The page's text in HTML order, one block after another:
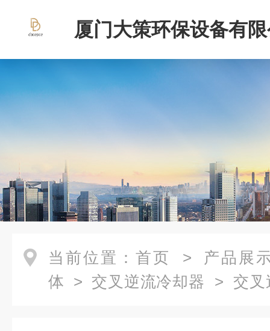
厦门大策环保设备有
当前位置： 首页 > 产品展
体 > 交叉逆流冷却器 > 交叉